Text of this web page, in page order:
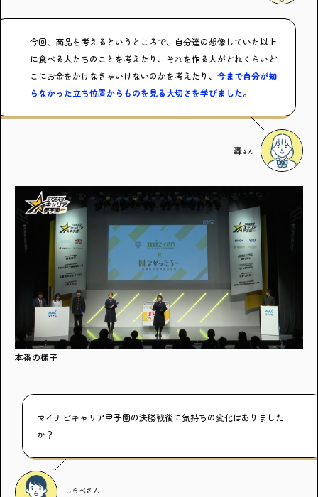
今回、商品を考えるというところで、自分達の想像していた以上
に食べる人たちのことを考えたり、それを作る人がどれくらいど
こにお金をかけなきゃいけないのかを考えたり、 今まで自分が知
らなかった立ち位置からものを見る大切さを学びました。
轟さん
本番の様子
マイナビキャリア甲子園の決勝戦後に気持ちの変化はありました
か？
しらべさん